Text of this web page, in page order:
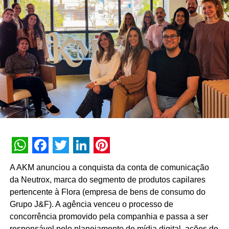
“Construímos nossa trajetória com a crença de que
nenhuma experiência vale a pena sem conteúdo e
nenhum conteúdo é relevante sem gerar impacto real no
mundo físico ou digital. Durante esta década, nunca
deixamos de nos reinventar e entendemos que
experiência de marca é um motor de crescimento direto.
É essa evolução que traduzimos hoje como Business
Experience”, destaca Paulo Farnese, CEO da EAÍ?!.
“Completar dez anos é celebrar esta história com o
mesmo entusiasmo do primeiro dia, reafirmando nosso
valor para o ecossistema dos nossos clientes”.
Com um portfólio que carrega o histórico de projetos para
gigantes do mercado como Whirlpool, Heineken, Banco
BMG, Banco Inter, Grupo Boticário, Suvinil, GOL,
Havaianas e MetLife, para seguir o ritmo do seu
crescimento, a EAÍ?! inicia o novo ciclo com a conquista
das contas da Camil (convenção anual e viagem de
WhatsApp
Facebook
Twitter
LinkedIn
Pinterest
A AKM anunciou a conquista da conta de comunicação
da Neutrox, marca do segmento de produtos capilares
pertencente à Flora (empresa de bens de consumo do
Grupo J&F). A agência venceu o processo de
concorrência promovido pela companhia e passa a ser